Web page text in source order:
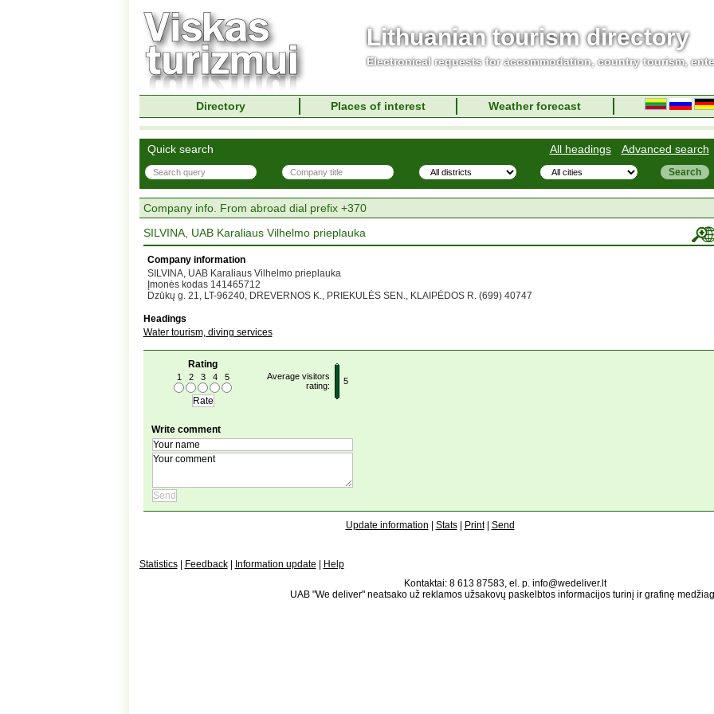
Lithuanian tourism directory
Electronical requests for accommodation, country tourism,
Directory Places of interest Weather forecast
All headings Advanced search
Quick search
Company info. From abroad dial prefix +370
SILVINA, UAB Karaliaus Vilhelmo prieplauka
Company information
SILVINA, UAB Karaliaus Vilhelmo prieplauka
Įmonės kodas 141465712
Dzūkų g. 21, LT-96240, DREVERNOS K., PRIEKULĖS SEN., KLAIPĖDOS R. (699) 40747
Headings
Water tourism, diving services
Rating
1 2 3 4 5
Average visitors
rating:
5
Write comment
Update information Stats| Print| Send
Statistics Feedback| Information update
Help
Kontaktai: 8 613 87583, el. p. info@wedeliver.lt
UAB "We deliver" neatsako už reklamos užsakovų paskelbtos informacijos turinį ir grafinę